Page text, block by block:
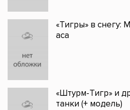
«Тигры» в снегу:
аса
«Штурм-Тигр» и
танки (+ модель)